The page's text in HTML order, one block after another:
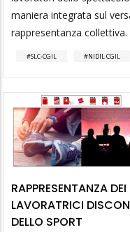
maniera integrata sul
rappresentanza collettiva.
SLC-CGIL NIDIL CGIL
RAPPRESENTANZA
LAVORATRICI
DELLO SPORT